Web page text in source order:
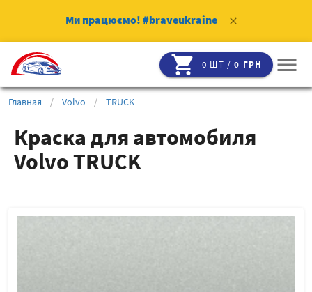
Ми працюємо! #braveukraine clear
shopping_cart 0 ШТ /0 ГРН menu
Главная / Volvo / TRUCK
Краска для автомобиля
Volvo TRUCK